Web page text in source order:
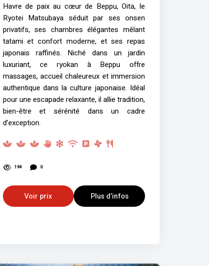
Havre de paix au cœur de Beppu, Oita, le
Ryotei Matsubaya séduit par ses onsen
privatifs, ses chambres élégantes mêlant
tatami et confort moderne, et ses repas
japonais raffinés. Niché dans un jardin
luxuriant, ce ryokan à Beppu offre
massages, accueil chaleureux et immersion
authentique dans la culture japonaise. Idéal
pour une escapade relaxante, il allie tradition,
bien-être et sérénité dans un cadre
d’exception.
194 0
Voir prix Plus d’infos